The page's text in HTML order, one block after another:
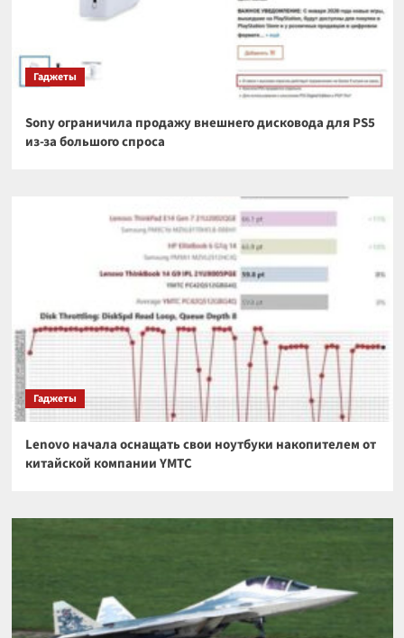
Гаджеты
Sony ограничила продажу внешнего дисковода для PS5
из-за большого спроса
Гаджеты
Lenovo начала оснащать свои ноутбуки накопителем от
китайской компании YMTC